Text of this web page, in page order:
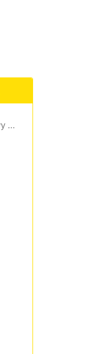
Spider-Man. Całkiem nowy dzień